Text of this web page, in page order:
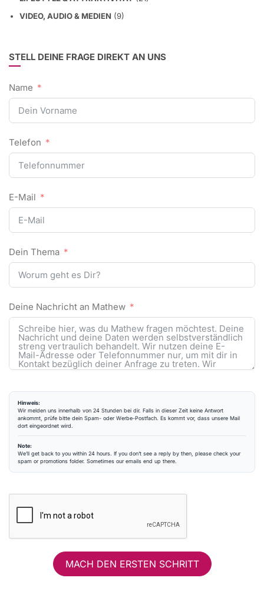
VIDEO, AUDIO & MEDIEN (9)
STELL DEINE FRAGE DIREKT AN UNS
Name
Telefon
E-Mail
Dein Thema
Deine Nachricht an Mathew
Hinweis:
Wir melden uns innerhalb von 24 Stunden bei dir. Falls in dieser Zeit keine Antwort
ankommt, prüfe bitte dein Spam- oder Werbe-Postfach. Es kommt vor, dass unsere Mail
dort eingeordnet wird.
Note:
We’ll get back to you within 24 hours. If you don’t see a reply by then, please check your
spam or promotions folder. Sometimes our emails end up there.
MACH DEN ERSTEN SCHRITT